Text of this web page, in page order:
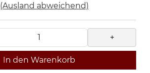
(Ausland abweichend)
+
In den Warenkorb